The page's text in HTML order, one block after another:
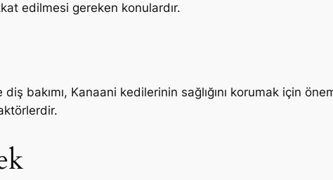
edilmesi gereken konulardır.
bakımı, Kanaani kedilerinin sağlığını korumak için